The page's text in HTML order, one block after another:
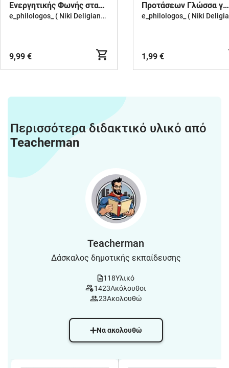
Ενεργητικής Φωνής στα
αρχαία ελληνικά
e_philologos_ ( Niki Deligianni )
9,99 €
Προτάσεων Γλώσσα γ
γυμν
1,99 €
Περισσότερα διδακτικό υλικό από
Teacherman
Teacherman
Δάσκαλος δημοτικής εκπαίδευσης
118Υλικό
1423Ακόλουθοι
23Ακολουθώ
Να ακολουθώ